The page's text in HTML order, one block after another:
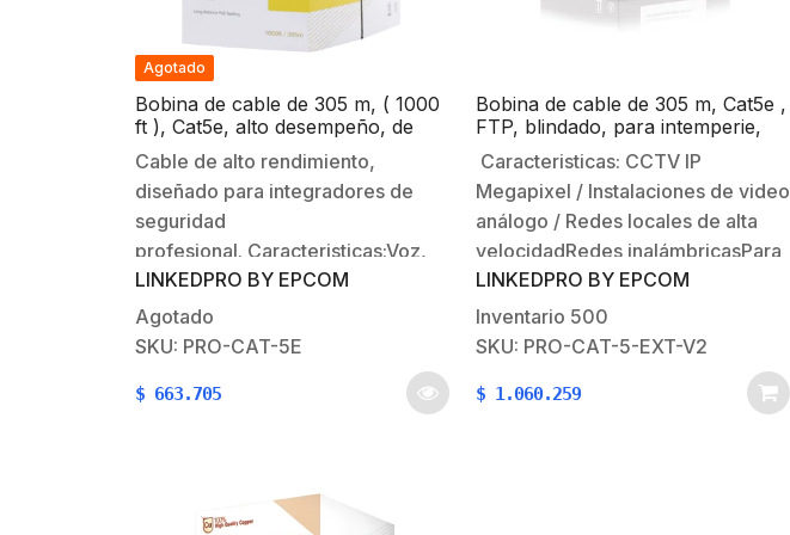
Agotado
Bobina de cable de 305 m, ( 1000
ft ), Cat5e, alto desempeño, de
color Gris, UL, para aplicaciones
en CCTV, redes de datos. Uso
Interior
Cable de alto rendimiento,
diseñado para integradores de
seguridad
profesional. Caracteristicas:Voz,
datos, seguridad, y aplicaciones
de video CCTV IP
Megapixel.Redes
Inalámbricas.Instalaciones gigabits
de voz / datos.Envío de POE a
100% Cobre.Color: Gris.Calibre:
24.Aislamiento: PVC.Blindaje:
LINKEDPRO BY EPCOM
Agotado
SKU: PRO-CAT-5E
$ 663.705
Bobina de cable de 305 m, Cat5e ,
FTP, blindado, para intemperie,
color negro, UL, para
aplicaciones en CCTV, redes de
datos.
Caracteristicas: CCTV IP
Megapixel / Instalaciones de video
análogo / Redes locales de alta
velocidadRedes inalámbricasPara
aplicaciones de alta velocidad de
datos, Fast Ethernet y Gigabit
Ethernet.Instalaciones Gigabit de
voz/datos.Envio de PoE en largas
distancias.Conductores de puro
LINKEDPRO BY EPCOM
Inventario 500
SKU: PRO-CAT-5-EXT-V2
$ 1.060.259